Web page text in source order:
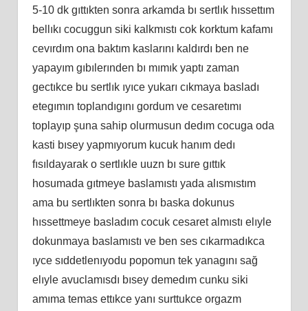
5-10 dk gıttıkten sonra arkamda bı sertlık hıssettım
bellıkı cocuggun siki kalkmıstı cok korktum kafamı
cevırdım ona baktım kaslarını kaldırdı ben ne
yapayım gıbılerınden bı mımık yaptı zaman
gectıkce bu sertlık ıyıce yukarı cıkmaya basladı
etegımın toplandıgını gordum ve cesaretımı
toplayıp şuna sahip olurmusun dedım cocuga oda
kasti bısey yapmıyorum kucuk hanım dedı
fısıldayarak o sertlıkle uuzn bı sure gıttık
hosumada gıtmeye baslamıstı yada alısmıstım
ama bu sertlıkten sonra bı baska dokunus
hıssettmeye basladım cocuk cesaret almıstı elıyle
dokunmaya baslamıstı ve ben ses cıkarmadıkca
ıyce sıddetlenıyodu popomun tek yanagını sağ
elıyle avuclamısdı bısey demedım cunku siki
amıma temas ettıkce yanı surttukce orgazm